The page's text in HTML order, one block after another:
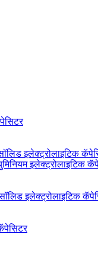
इलेक्ट्रोलाइटिक
इलेक्ट्रोलाइटिक
इलेक्ट्रोलाइटिक